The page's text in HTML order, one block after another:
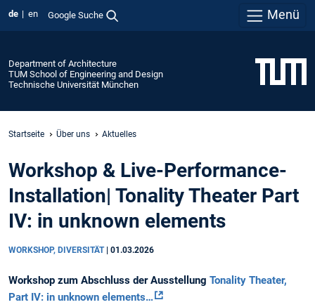
de en Google Suche Menü
Department of Architecture
TUM School of Engineering and Design
Technische Universität München
Startseite Über uns Aktuelles
Workshop & Live-Performance-
Installation| Tonality Theater Part
IV: in unknown elements
WORKSHOP, DIVERSITÄT 01.03.2026
Workshop zum Abschluss der Ausstellung Tonality Theater,
Part IV: in unknown elements…